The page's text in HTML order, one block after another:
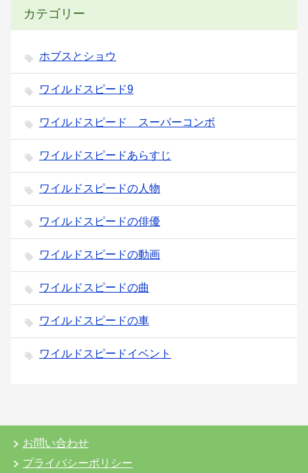
カテゴリー
ホブスとショウ
ワイルドスピード9
ワイルドスピード スーパーコンボ
ワイルドスピードあらすじ
ワイルドスピードの人物
ワイルドスピードの俳優
ワイルドスピードの動画
ワイルドスピードの曲
ワイルドスピードの車
ワイルドスピードイベント
お問い合わせ
プライバシーポリシー